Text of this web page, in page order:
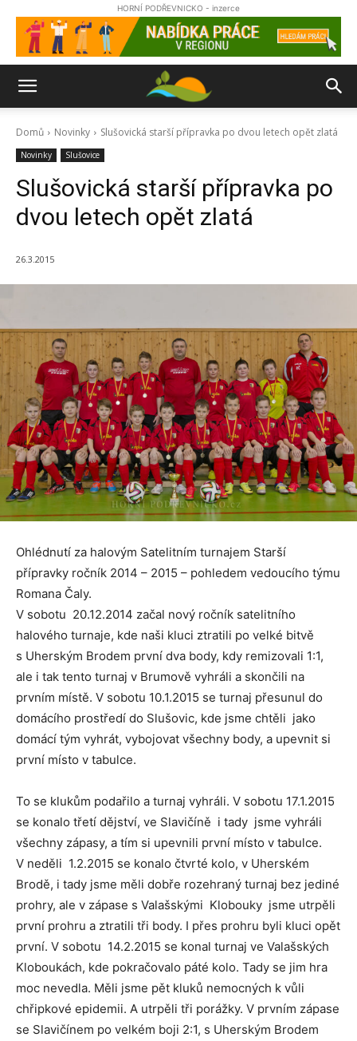
HORNÍ PODŘEVNICKO - inzerce
Domů Novinky Slušovická starší přípravka po dvou letech opět zlatá
Novinky Slušovice
Slušovická starší přípravka po
dvou letech opět zlatá
26.3.2015
Ohlédnutí za halovým Satelitním turnajem Starší
přípravky ročník 2014 – 2015 – pohledem vedoucího týmu
Romana Čaly.
V sobotu 20.12.2014 začal nový ročník satelitního
halového turnaje, kde naši kluci ztratili po velké bitvě
s Uherským Brodem první dva body, kdy remizovali 1:1,
ale i tak tento turnaj v Brumově vyhráli a skončili na
prvním místě. V sobotu 10.1.2015 se turnaj přesunul do
domácího prostředí do Slušovic, kde jsme chtěli jako
domácí tým vyhrát, vybojovat všechny body, a upevnit si
první místo v tabulce.
To se klukům podařilo a turnaj vyhráli. V sobotu 17.1.2015
se konalo třetí dějství, ve Slavičíně i tady jsme vyhráli
všechny zápasy, a tím si upevnili první místo v tabulce.
V neděli 1.2.2015 se konalo čtvrté kolo, v Uherském
Brodě, i tady jsme měli dobře rozehraný turnaj bez jediné
prohry, ale v zápase s Valašskými Klobouky jsme utrpěli
první prohru a ztratili tři body. I přes prohru byli kluci opět
první. V sobotu 14.2.2015 se konal turnaj ve Valašských
Kloboukách, kde pokračovalo páté kolo. Tady se jim hra
moc nevedla. Měli jsme pět kluků nemocných k vůli
chřipkové epidemii. A utrpěli tři porážky. V prvním zápase
se Slavičínem po velkém boji 2:1, s Uherským Brodem